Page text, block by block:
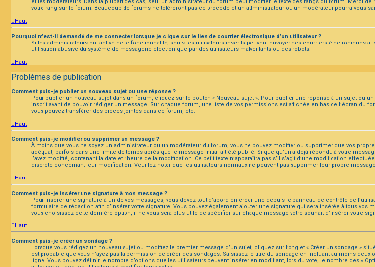
et les modérateurs. Dans la plupart des cas, seul un administrateur du forum peut modifier le texte des rangs du forum. Merci
votre rang sur le forum. Beaucoup de forums ne toléreront pas ce procédé et un administrateur ou un modérateur pourra vous
Haut
Pourquoi m’est-il demandé de me connecter lorsque je clique sur le lien de courrier électronique d’un utilisateur ?
Si les administrateurs ont activé cette fonctionnalité, seuls les utilisateurs inscrits peuvent envoyer des courriers électroniques
utilisation abusive du système de messagerie électronique par des utilisateurs malveillants ou des robots.
Haut
Problèmes de publication
Comment puis-je publier un nouveau sujet ou une réponse ?
Pour publier un nouveau sujet dans un forum, cliquez sur le bouton « Nouveau sujet ». Pour publier une réponse à un sujet ou
inscrit avant de pouvoir rédiger un message. Sur chaque forum, une liste de vos permissions est affichée en bas de l’écran du
vous pouvez transférer des pièces jointes dans ce forum, etc.
Haut
Comment puis-je modifier ou supprimer un message ?
À moins que vous ne soyez un administrateur ou un modérateur du forum, vous ne pouvez modifier ou supprimer que vos
adéquat, parfois dans une limite de temps après que le message initial ait été publié. Si quelqu’un a déjà répondu à votre
l’avez modifié, contenant la date et l’heure de la modification. Ce petit texte n’apparaîtra pas s’il s’agit d’une modification
discrète concernant leur modification. Veuillez noter que les utilisateurs normaux ne peuvent pas supprimer leur propre
Haut
Comment puis-je insérer une signature à mon message ?
Pour insérer une signature à un de vos messages, vous devez tout d’abord en créer une depuis le panneau de contrôle de
formulaire de rédaction afin d’insérer votre signature. Vous pouvez également ajouter une signature qui sera insérée à tous vos
vous choisissez cette dernière option, il ne vous sera plus utile de spécifier sur chaque message votre souhait d’insérer votre
Haut
Comment puis-je créer un sondage ?
Lorsque vous rédigez un nouveau sujet ou modifiez le premier message d’un sujet, cliquez sur l’onglet « Créer un sondage »
est probable que vous n’ayez pas la permission de créer des sondages. Saisissez le titre du sondage en incluant au moins
ligne. Vous pouvez définir le nombre d’options que les utilisateurs peuvent insérer en modifiant, lors du vote, le nombre des «